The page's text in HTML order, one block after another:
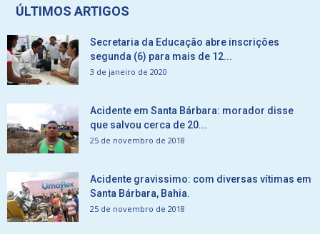
ÚLTIMOS ARTIGOS
Secretaria da Educação abre inscrições
segunda (6) para mais de 12...
3 de janeiro de 2020
Acidente em Santa Bárbara: morador disse
que salvou cerca de 20...
25 de novembro de 2018
Acidente gravissimo: com diversas vítimas em
Santa Bárbara, Bahia.
25 de novembro de 2018